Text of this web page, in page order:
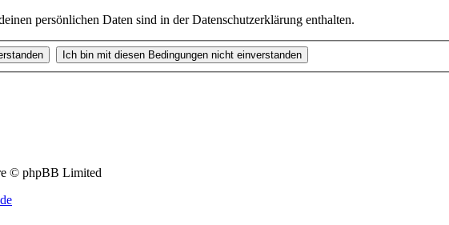
persönlichen Daten sind in der Datenschutzerklärung enthalten.
© phpBB Limited